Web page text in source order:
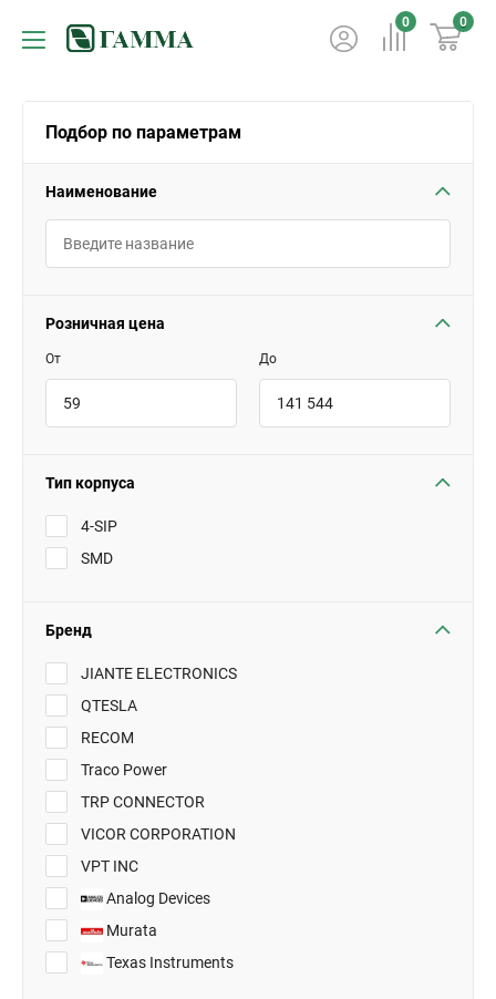
0 0
Подбор по параметрам
Наименование
Розничная цена
От До
Тип корпуса
4-SIP
SMD
Бренд
JIANTE ELECTRONICS
QTESLA
RECOM
Traco Power
TRP CONNECTOR
VICOR CORPORATION
VPT INC
Analog Devices
Murata
Texas Instruments